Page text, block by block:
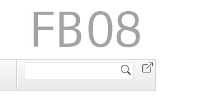
Website